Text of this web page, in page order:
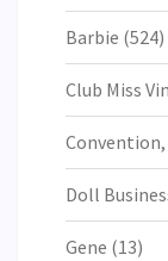
Barbie (524)
Club Miss
Convention,
Doll
Gene (13)